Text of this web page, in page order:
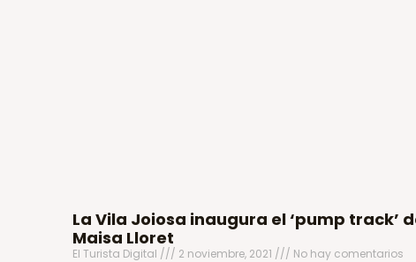
La Vila Joiosa inaugura el ‘pump track’
Maisa Lloret
El Turista Digital 2 noviembre, 2021 No hay comentarios